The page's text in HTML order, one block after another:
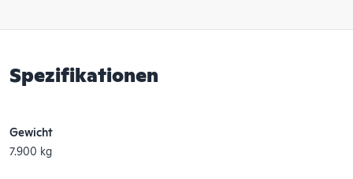
Spezifikationen
Gewicht
7.900 kg